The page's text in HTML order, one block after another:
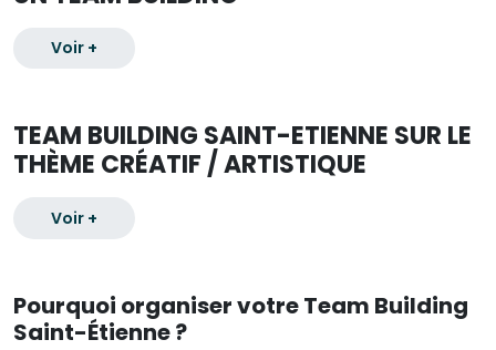
Voir +
TEAM BUILDING SAINT-ETIENNE SUR LE
THÈME CRÉATIF / ARTISTIQUE
Voir +
Pourquoi organiser votre Team Building
Saint-Étienne ?